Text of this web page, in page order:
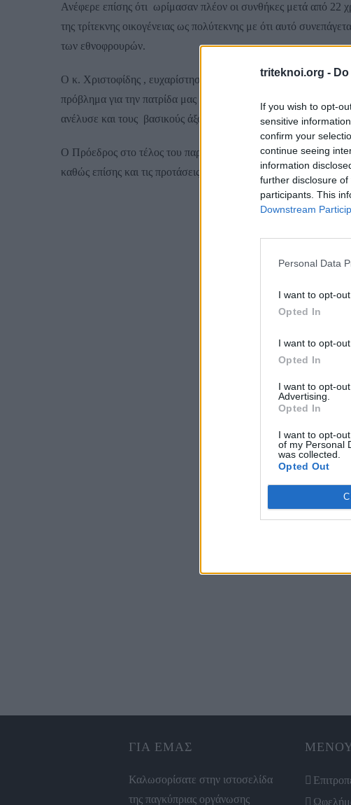
triteknoi.org -
If you wish to opt-
sensitive
confirm your
continue seeing
information
further disclosure of
participants. This
Downstream
Personal Data
I want to opt-
Opted In
I want to opt-
Opted In
I want to opt-
Advertising.
Opted In
I want to opt-
of my Personal
was collected.
Opted Out
Ανέφερε επίσης ότι ωρίμασαν πλέον οι συνθήκες μετά από
της τρίτεκνης οικογένειας ως πολύτεκνης με ότι αυτό
των εθνοφρουρών.
Ο κ. Χριστοφίδης , ευχαρίστησε για την εκτενή ενημέρωση που
πρόβλημα για την πατρίδα μας και θα πρέπει να
ανέλυσε και τους βασικούς άξονες του προεκλογικού του
Ο Πρόεδρος στο τέλος του παρέδωσε το ψήφισμα του
καθώς επίσης και τις προτάσεις μας για τον καταρτισμό της
ΓΙΑ ΕΜΑΣ
Καλωσορίσατε στην ιστοσελίδα
της παγκύπριας οργάνωσης